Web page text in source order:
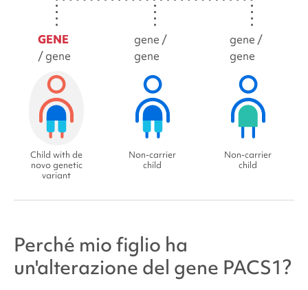
GENE
/ gene
Child with de
novo genetic
variant
gene /
gene
Non-carrier
child
gene /
gene
Non-carrier
child
Perché mio figlio ha
un'alterazione del gene PACS1?